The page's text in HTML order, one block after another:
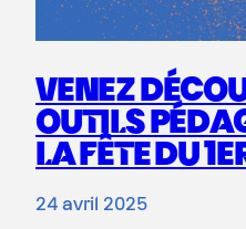
VENEZ
OUTILS
LA FÊTE DU
24 avril 2025